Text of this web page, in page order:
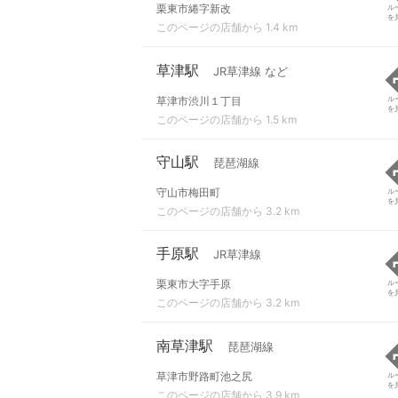
栗東市綣字新改
このページの店舗から 1.4 km
ル
を
草津駅 JR草津線 など
草津市渋川１丁目
このページの店舗から 1.5 km
ル
を
守山駅 琵琶湖線
守山市梅田町
このページの店舗から 3.2 km
ル
を
手原駅 JR草津線
栗東市大字手原
このページの店舗から 3.2 km
ル
を
南草津駅 琵琶湖線
草津市野路町池之尻
このページの店舗から 3.9 km
ル
を